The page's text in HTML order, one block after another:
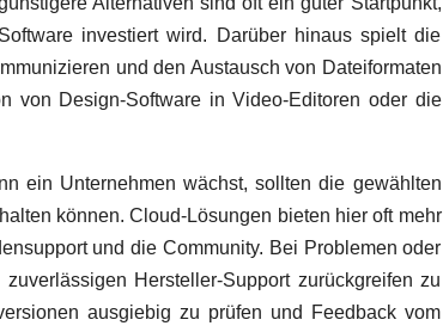
investiert wird. Darüber hinaus spielt die
und den Austausch von Dateiformaten
von Design-Software in Video-Editoren oder die
ein Unternehmen wächst, sollten die gewählten
können. Cloud-Lösungen bieten hier oft mehr
und die Community. Bei Problemen oder
Hersteller-Support zurückgreifen zu
ausgiebig zu prüfen und Feedback vom